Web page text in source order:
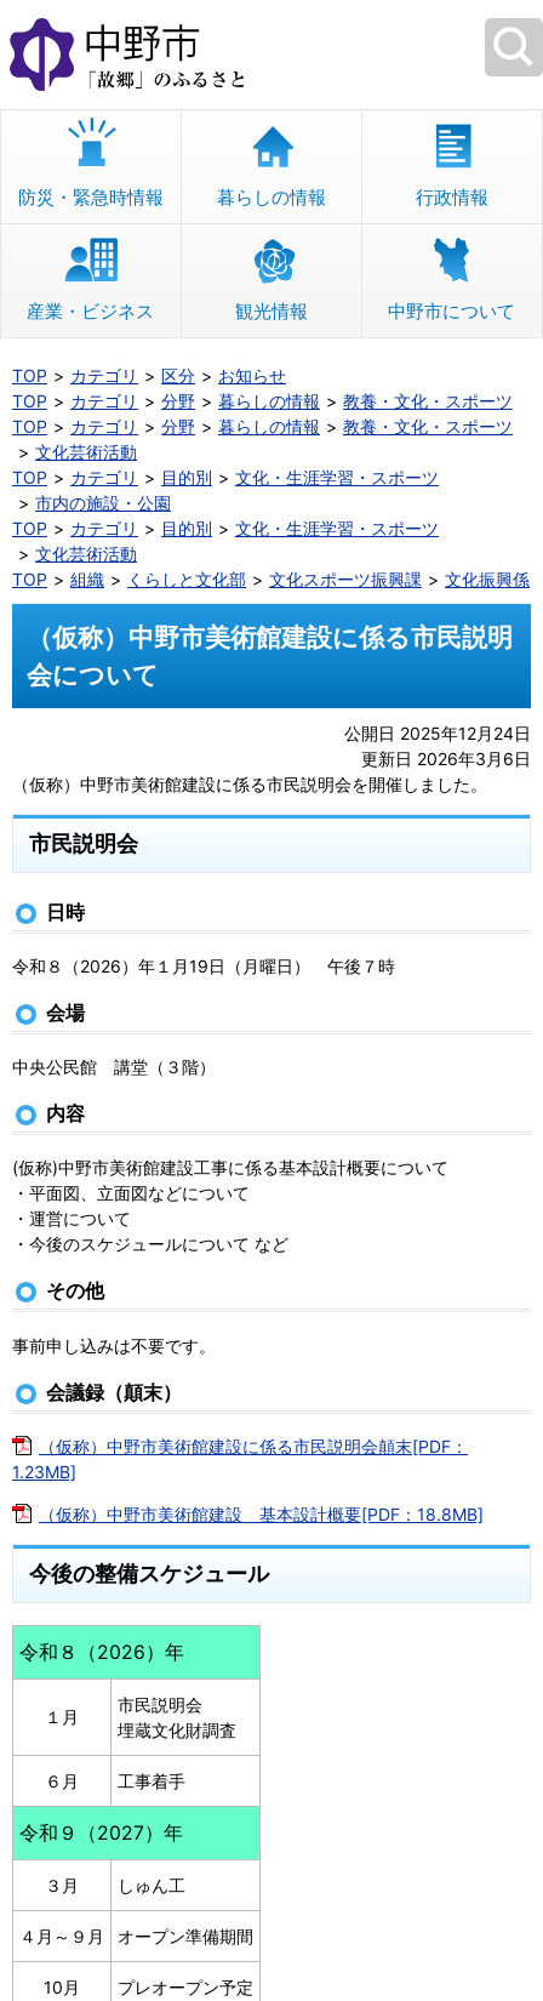
本
文
へ
移
防災・緊急時情報 暮らしの情報 行政情報
産業・ビジネス 観光情報 中野市について
TOP カテゴリ 区分
お知らせ
TOP
カテゴリ 分野 暮らしの情報
教養・文化・スポーツ
TOP
カテゴリ 分野 暮らしの情報
教養・文化・スポーツ
文化芸術活動
TOP
カテゴリ 目的別
文化・生涯学習・スポーツ
市内の施設・公園
TOP
カテゴリ 目的別
文化・生涯学習・スポーツ
文化芸術活動
TOP
組織 くらしと文化部 文化スポーツ振興課 文化振興係
（仮称）中野市美術館建設に係る市民説明
会について
公開日 2025年12月24日
更新日 2026年3月6日
（仮称）中野市美術館建設に係る市民説明会を開催しました。
市民説明会
日時
令和８（2026）年１月19日（月曜日） 午後７時
会場
中央公民館 講堂（３階）
内容
(仮称)中野市美術館建設工事に係る基本設計概要について
・平面図、立面図などについて
・運営について
・今後のスケジュールについて など
その他
事前申し込みは不要です。
会議録（顛末）
（仮称）中野市美術館建設に係る市民説明会顛末[PDF：
1.23MB]
（仮称）中野市美術館建設 基本設計概要[PDF：18.8MB]
今後の整備スケジュール
令和８（2026）年
１月
市民説明会
埋蔵文化財調査
６月 工事着手
令和９（2027）年
３月 しゅん工
４月～９月 オープン準備期間
10月 プレオープン予定